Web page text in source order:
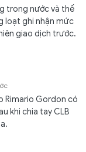
trong nước và thế
loạt ghi nhận mức
giao dịch trước.
Rimario Gordon có
khi chia tay CLB